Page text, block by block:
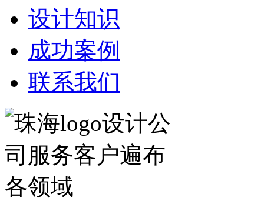
设计知识
成功案例
联系我们